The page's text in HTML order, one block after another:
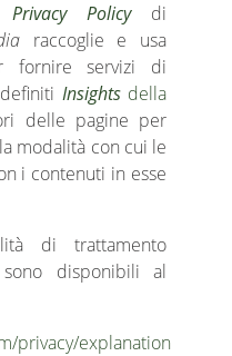
Privacy Policydi
raccoglie e usa
fornire servizi di
Insights della
delle pagine per
modalità con cui le
i contenuti in esse
di trattamento
disponibili al
privacy/explanation